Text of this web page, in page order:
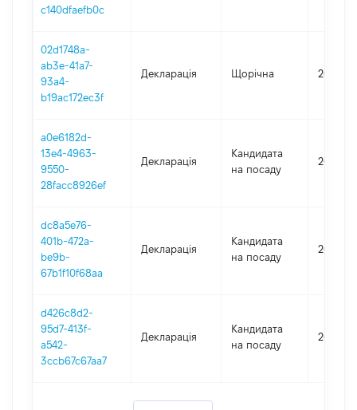
c140dfaefb0c
02d1748a-
ab3e-41a7-
93a4-
b19ac172ec3f
Декларація Щорічна 2020
a0e6182d-
13e4-4963-
9550-
28facc8926ef
Декларація
Кандидата
на посаду
2019
dc8a5e76-
401b-472a-
be9b-
67b1f10f68aa
Декларація
Кандидата
на посаду
2019
d426c8d2-
95d7-413f-
a542-
3ccb67c67aa7
Декларація
Кандидата
на посаду
2017